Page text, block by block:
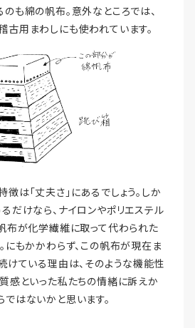
も綿の帆布。意外なところでは、
用まわしにも使われています。
は「丈夫さ」にあるでしょう。しか
だけなら、ナイロンやポリエステル
布が化学繊維に取って代わられた
にもかかわらず、この帆布が現在ま
けている理由は、そのような機能性
感といった私たちの情緒に訴えか
はないかと思います。